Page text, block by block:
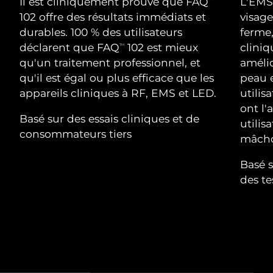
102 offre des résultats immédiats et
durables. 100 % des utilisateurs
déclarent que FAQTM
102 est mieux
qu'un traitement professionnel, et
qu'il est égal ou plus efficace que les
appareils cliniques à RF, EMS et LED.
Basé sur des essais cliniques et de
consommateurs tiers
peau
ont
Basé
des
For healthy hair
18% PAP
Cosmétiques Hommes
Acheter tout
Israël Livraison estimée 8/14/26
Italie Livraison estimée 8/10/26
Japon Livraison estimée
Jersey
Kazakhstan 8/12/26
8/10/26